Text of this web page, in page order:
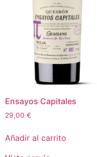
Ensayos Capitales
29,00 €
Añadir al carrito